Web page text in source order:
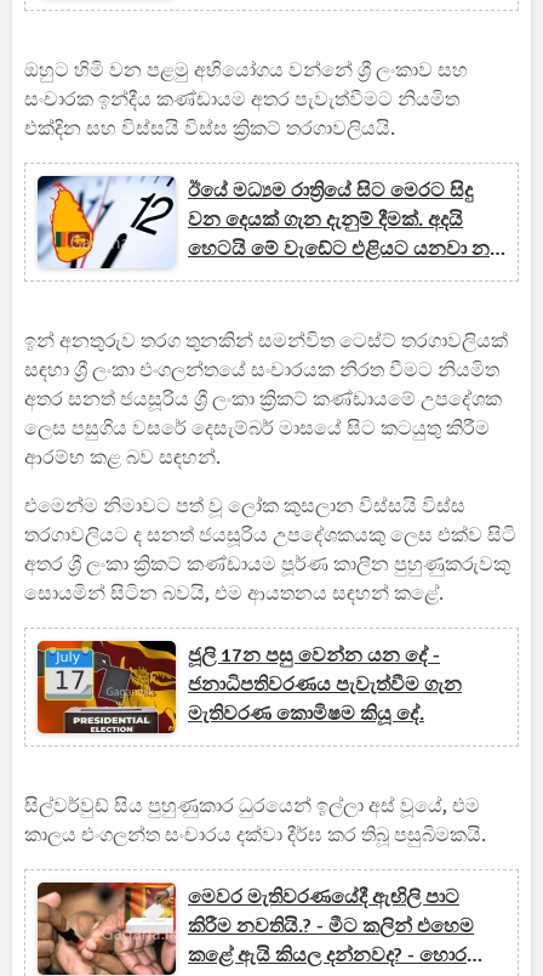
ඔහුට හිමි වන පළමු අභියෝගය වන්නේ ශ්‍රී ලංකාව සහ
සංචාරක ඉන්දීය කණ්ඩායම අතර පැවැත්වීමට නියමිත
එක්දින සහ විස්සයි විස්ස ක්‍රිකට් තරගාවලියයි.
ඊයේ මධ්‍යම රාත්‍රියේ සිට මෙරට සිදු
වන දෙයක් ගැන දැනුම් දීමක්. අදයි
හෙටයි මේ වැඩේට එළියට යනවා නම්
මේ ගැන දැනගෙනම යන්න.
ඉන් අනතුරුව තරග තුනකින් සමන්විත ටෙස්ට් තරගාවලියක්
සඳහා ශ්‍රී ලංකා එංගලන්තයේ සංචාරයක නිරත වීමට නියමිත
අතර සනත් ජයසූරිය ශ්‍රී ලංකා ක්‍රිකට් කණ්ඩායමේ උපදේශක
ලෙස පසුගිය වසරේ දෙසැම්බර් මාසයේ සිට කටයුතු කිරීම
ආරම්භ කළ බව සඳහන්.
එමෙන්ම නිමාවට පත් වූ ලෝක කුසලාන විස්සයි විස්ස
තරගාවලියට ද සනත් ජයසූරිය උපදේශකයකු ලෙස එක්ව සිටි
අතර ශ්‍රී ලංකා ක්‍රිකට් කණ්ඩායම පූර්ණ කාලීන පුහුණුකරුවකු
සොයමින් සිටින බවයි, එම ආයතනය සඳහන් කළේ.
ජූලි 17න පසු වෙන්න යන දේ -
ජනාධිපතිවරණය පැවැත්වීම ගැන
මැතිවරණ කොමිෂම කියූ දේ.
සිල්වර්වුඩ් සිය පුහුණුකාර ධුරයෙන් ඉල්ලා අස් වූයේ, එම
කාලය එංගලන්ත සංචාරය දක්වා දීර්ඝ කර තිබූ පසුබිමකයි.
මෙවර මැතිවරණයේදී ඇඟිලි පාට
කිරීම නවතියි.? - මීට කලින් එහෙම
කළේ ඇයි කියල දන්නවද? - හොර